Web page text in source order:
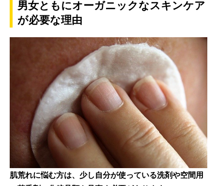
男女ともにオーガニックなスキンケア
が必要な理由
肌荒れに悩む方は、少し自分が使っている洗剤や空間用